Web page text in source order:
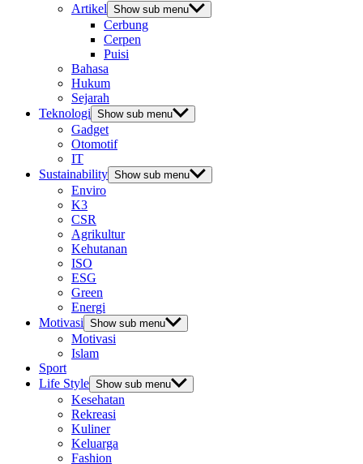
Artikel Show sub menu
Cerbung
Cerpen
Puisi
Bahasa
Hukum
Sejarah
Teknologi Show sub menu
Gadget
Otomotif
IT
Sustainability Show sub menu
Enviro
K3
CSR
Agrikultur
Kehutanan
ISO
ESG
Green
Energi
Motivasi Show sub menu
Motivasi
Islam
Sport
Life Style Show sub menu
Kesehatan
Rekreasi
Kuliner
Keluarga
Fashion